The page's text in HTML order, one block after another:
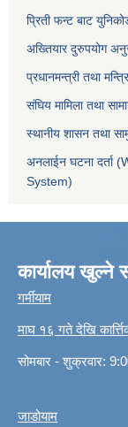
प्रिती फन्ट बाट
अख्तियार दुरुपयोग
प्रधानमन्त्री तथा
संघिय मामिला तथा
स्थानीय शासन तथा
अनलाईन घटना
System)
कार्यालय खुल्ने
गर्मीयाम
माघ १६ गते देखि
सोमबार - शुक्रवार:
जाडोयाम